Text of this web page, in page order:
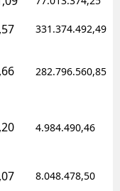
331.374.492,49
282.796.560,85
4.984.490,46
8.048.478,50